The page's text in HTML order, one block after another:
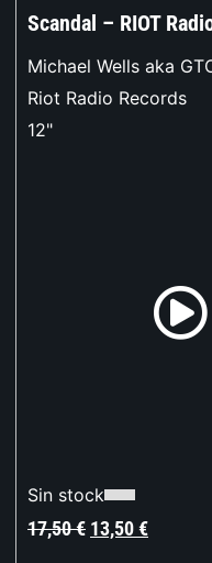
Scandal – RIOT
Michael Wells aka
Riot Radio Records
12"
Sin stock
17,50€ 13,50€